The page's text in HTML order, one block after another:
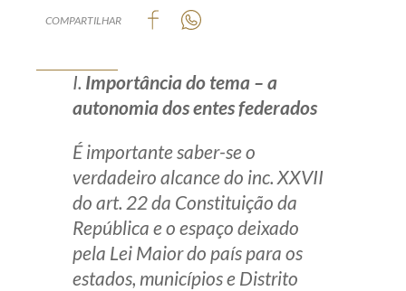
Produtos e serviços
Zênite Fácil IA
Zênite Play
Orientação por Escrito
Mentoria Zênite
Capacitação
COMPARTILHAR
I. Importância do tema – a
autonomia dos entes federados
É importante saber-se o
verdadeiro alcance do inc. XXVII
do art. 22 da Constituição da
República e o espaço deixado
pela Lei Maior do país para os
estados, municípios e Distrito